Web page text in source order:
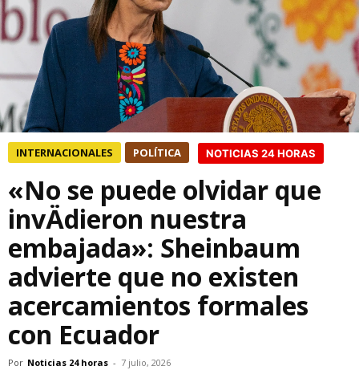
INTERNACIONALES POLÍTICA NOTICIAS 24 HORAS
«No se puede olvidar que
invÄdieron nuestra
embajada»: Sheinbaum
advierte que no existen
acercamientos formales
con Ecuador
Por Noticias 24 horas - 7 julio, 2026